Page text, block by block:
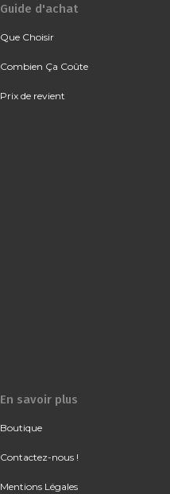
Guide d'achat
Que Choisir
Combien Ça Coûte
Prix de revient
En savoir plus
Boutique
Contactez-nous !
Mentions Légales